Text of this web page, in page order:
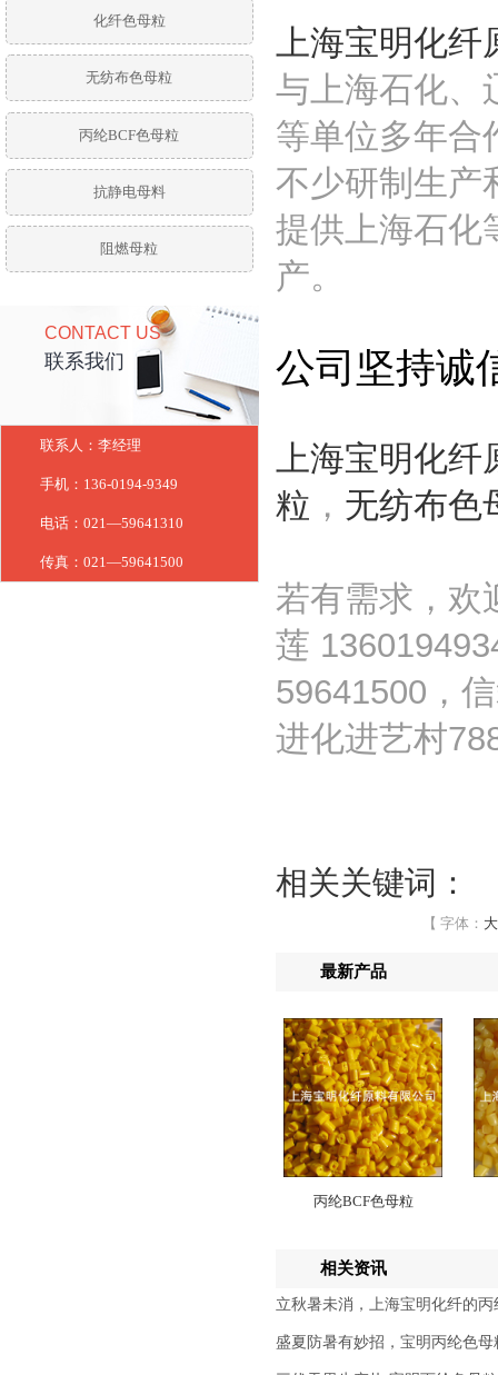
化纤色母粒
无纺布色母粒
丙纶BCF色母粒
抗静电母料
阻燃母粒
CONTACT US
联系我们
联系人：李经理
手机：136-0194-9349
电话：021—59641310
传真：021—59641500
上海宝明化纤
与上海石化、
等单位多年合
不少研制生产
提供上海石化
产。
公司坚持诚
上海宝明化纤
粒 ， 无纺布色
若有需求，欢
莲
59641500，
进化进艺村
相关关键词：
【 字体： 大
最新产品
丙纶BCF色母粒
相关资讯
立秋暑未消，上海宝明化纤的
盛夏防暑有妙招，宝明丙纶色